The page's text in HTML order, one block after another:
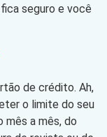
seguro e você
de crédito. Ah,
o limite do seu
mês a mês, do